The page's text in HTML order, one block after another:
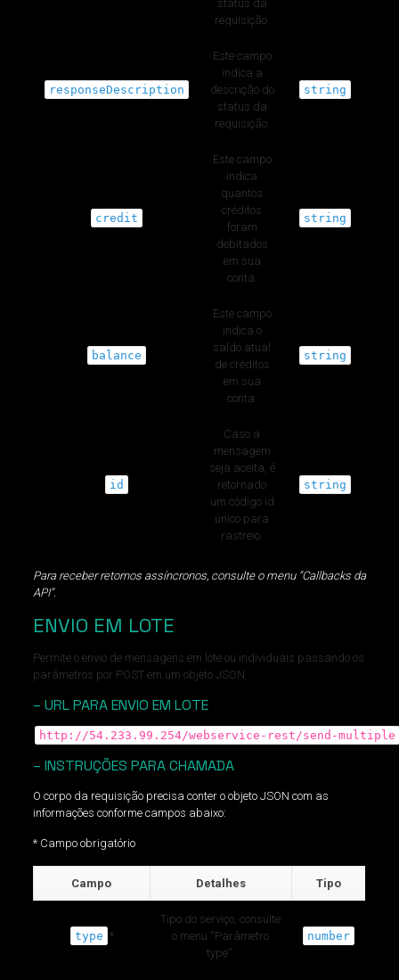
status da
requisição.
responseDescription
Este campo
indica a
descrição do
status da
requisição.
string
credit
Este campo
indica
quantos
créditos
foram
debitados
em sua
conta.
string
balance
Este campo
indica o
saldo atual
de créditos
em sua
conta.
string
id
Caso a
mensagem
seja aceita, é
retornado
um código id
único para
rastreio.
string
Para receber retornos assíncronos, consulte o menu “Callbacks da
API”.
ENVIO EM LOTE
Permite o envio de mensagens em lote ou individuais passando os
parâmetros por POST em um objeto JSON
– URL PARA ENVIO EM LOTE
http://54.233.99.254/webservice-rest/send-multiple
– INSTRUÇÕES PARA CHAMADA
O corpo da requisição precisa conter o objeto JSON com as
informações conforme campos abaixo:
* Campo obrigatório
Campo Detalhes Tipo
type *
Tipo do serviço, consulte
o menu “Parâmetro
type”.
number